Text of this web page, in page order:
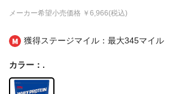
獲得ステージマイル：最大345マイル
メーカー希望小売価格 ￥6,966(税込)
カラー：.